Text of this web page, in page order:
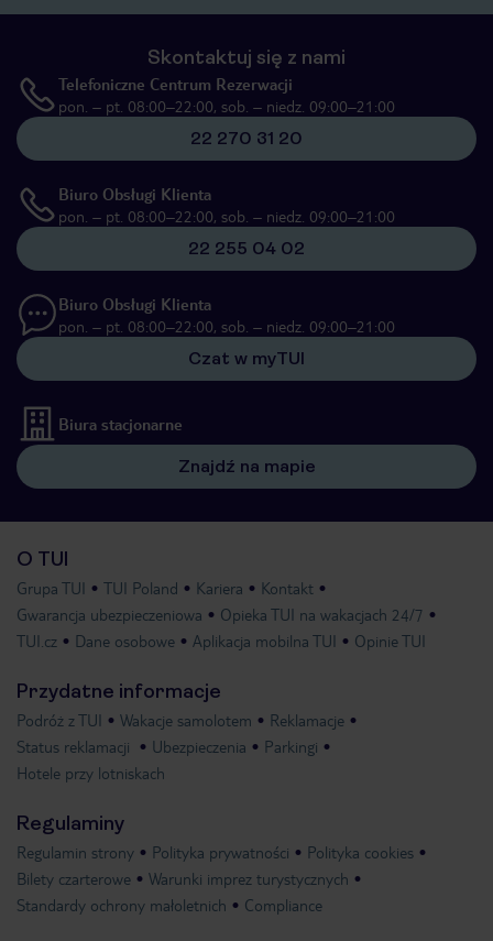
Skontaktuj się z nami
Telefoniczne Centrum Rezerwacji
pon. – pt. 08:00–22:00, sob. – niedz. 09:00–21:00
22 270 31 20
Biuro Obsługi Klienta
pon. – pt. 08:00–22:00, sob. – niedz. 09:00–21:00
22 255 04 02
Biuro Obsługi Klienta
pon. – pt. 08:00–22:00, sob. – niedz. 09:00–21:00
Czat w myTUI
Biura stacjonarne
Znajdź na mapie
O TUI
Grupa TUI TUI Poland Kariera
Kontakt
Gwarancja ubezpieczeniowa
Opieka TUI na wakacjach 24/7
TUI.cz
Dane osobowe Aplikacja mobilna TUI Opinie TUI
Przydatne informacje
Podróż z TUI Wakacje samolotem
Reklamacje
Status reklamacji
Ubezpieczenia
Parkingi
Hotele przy lotniskach
Regulaminy
Regulamin strony Polityka prywatności
Polityka cookies
Bilety czarterowe
Warunki imprez turystycznych
Standardy ochrony małoletnich
Compliance